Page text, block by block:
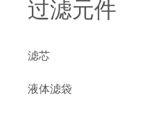
过滤元件
滤芯
液体滤袋